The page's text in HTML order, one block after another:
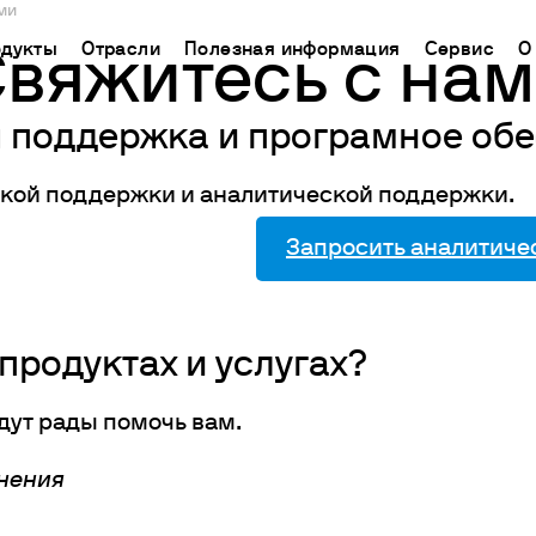
химического синтеза
мешалки с подогревом
и шейкеры
Отрасли
Определение азота/белка
Исследование срока годности
БПК и респирометрические исследования
Джар тест и выщелачивание
Полезная информация
Метод Кьельдаля
Международные стандарты
Сервис
СВОЙ
ПОМОЩЬ
Облачная платформа
Ermes
Подключаемые продукты
О
CHINA
中国
с
поддержка и програмное
поддержки и аналитической поддержки.
Запросить
и услугах?
рады помочь вам.